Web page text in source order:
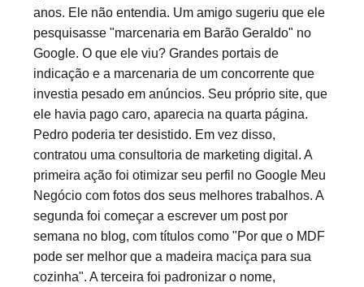
anos. Ele não entendia. Um amigo sugeriu que ele
pesquisasse "marcenaria em Barão Geraldo" no
Google. O que ele viu? Grandes portais de
indicação e a marcenaria de um concorrente que
investia pesado em anúncios. Seu próprio site, que
ele havia pago caro, aparecia na quarta página.
Pedro poderia ter desistido. Em vez disso,
contratou uma consultoria de marketing digital. A
primeira ação foi otimizar seu perfil no Google Meu
Negócio com fotos dos seus melhores trabalhos. A
segunda foi começar a escrever um post por
semana no blog, com títulos como "Por que o MDF
pode ser melhor que a madeira maciça para sua
cozinha". A terceira foi padronizar o nome,